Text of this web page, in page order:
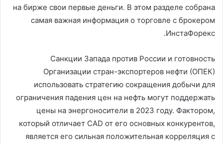
на бирже свои первые деньги. В этом разделе собрана
самая важная информация о торговле с брокером
ИнстаФорекс.
Санкции Запада против России и готовность
Организации стран-экспортеров нефти (ОПЕК)
использовать стратегию сокращения добычи для
ограничения падения цен на нефть могут поддержать
цены на энергоносители в 2023 году. Фактором,
который отличает CAD от его основных конкурентов,
является его сильная положительная корреляция с